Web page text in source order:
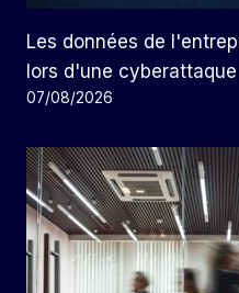
Les données de
lors d'une cyberattaque
07/08/2026